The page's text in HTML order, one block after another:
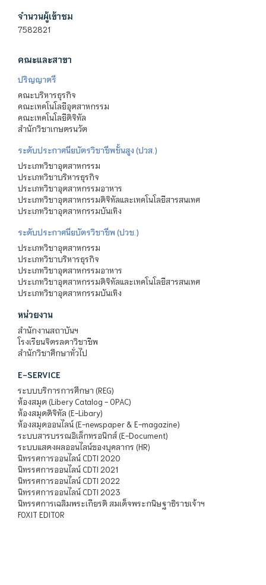
จำนวนผู้เข้าชม
7582821
คณะและสาขา
ปริญญาตรี
คณะบริหารธุรกิจ
คณะเทคโนโลยีอุตสาหกรรม
คณะเทคโนโลยีดิจิทัล
สำนักวิชาเกษตรนวัต
ระดับประกาศนียบัตรวิชาชีพชั้นสูง (ปวส.)
ประเภทวิชาอุตสาหกรรม
ประเภทวิชาบริหารธุรกิจ
ประเภทวิชาอุตสาหกรรมอาหาร
ประเภทวิชาอุตสาหกรรมดิจิทัลและเทคโนโลยีสารสนเทศ
ประเภทวิชาอุตสาหกรรมบันเทิง
ระดับประกาศนียบัตรวิชาชีพ (ปวช.)
ประเภทวิชาอุตสาหกรรม
ประเภทวิชาบริหารธุรกิจ
ประเภทวิชาอุตสาหกรรมอาหาร
ประเภทวิชาอุตสาหกรรมดิจิทัลและเทคโนโลยีสารสนเทศ
ประเภทวิชาอุตสาหกรรมบันเทิง
หน่วยงาน
สำนักงานสถาบันฯ
โรงเรียนจิตรลดาวิชาชีพ
สำนักวิชาศึกษาทั่วไป
E-SERVICE
ระบบบริการการศึกษา (REG)
ห้องสมุด (Libery Catalog - OPAC)
ห้องสมุดดิจิทัล (E-Libary)
ห้องสมุดออนไลน์ (E-newspaper & E-magazine)
ระบบสารบรรณอิเล็กทรอนิกส์ (E-Document)
ระบบแสดงผลออนไลน์ของบุคลากร (HR)
นิทรรศการออนไลน์ CDTI 2020
นิทรรศการออนไลน์ CDTI 2021
นิทรรศการออนไลน์ CDTI 2022
นิทรรศการออนไลน์ CDTI 2023
นิทรรศการเฉลิมพระเกียรติ สมเด็จพระกนิษฐาธิราชเจ้าฯ
FOXIT EDITOR